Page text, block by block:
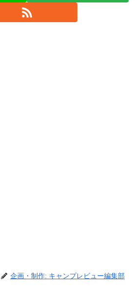
企画・制作: キャンプレビュー編集部